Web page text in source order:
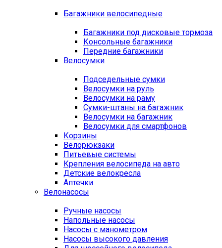
Багажники велосипедные
Багажники под дисковые тормоза
Консольные багажники
Передние багажники
Велосумки
Подседельные сумки
Велосумки на руль
Велосумки на раму
Сумки-штаны на багажник
Велосумки на багажник
Велосумки для смартфонов
Корзины
Велорюкзаки
Питьевые системы
Крепления велосипеда на авто
Детские велокресла
Аптечки
Велонасосы
Ручные насосы
Напольные насосы
Насосы с манометром
Насосы высокого давления